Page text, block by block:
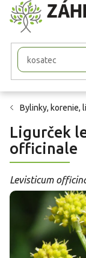
Prejsť
na
obsah
Bylinky, korenie,
Ligurček
officinale
Levisticum